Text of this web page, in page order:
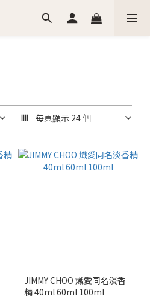
每頁顯示 24 個
JIMMY CHOO 熾愛同名淡香
精 40ml 60ml 100ml